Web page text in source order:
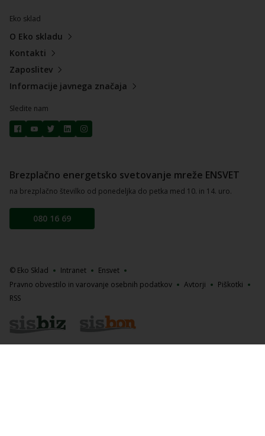
Eko sklad
O Eko skladu
Kontakti
Zaposlitev
Informacije javnega značaja
Sledite nam
Brezplačno energetsko svetovanje mreže ENSVET
na brezplačno številko od ponedeljka do petka med 10. in 14. uro.
080 16 69
© Eko Sklad Intranet
Ensvet
Pravno obvestilo in varovanje osebnih podatkov
Avtorji
Piškotki
RSS